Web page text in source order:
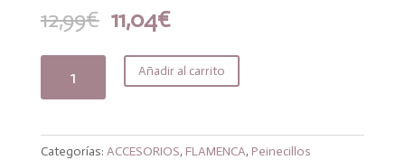
12,99€ El
precio
original
era:
11,04€El
actual
es:
otoño
Añadir al carrito
Categorías: ACCESORIOS, FLAMENCA, Peinecillos